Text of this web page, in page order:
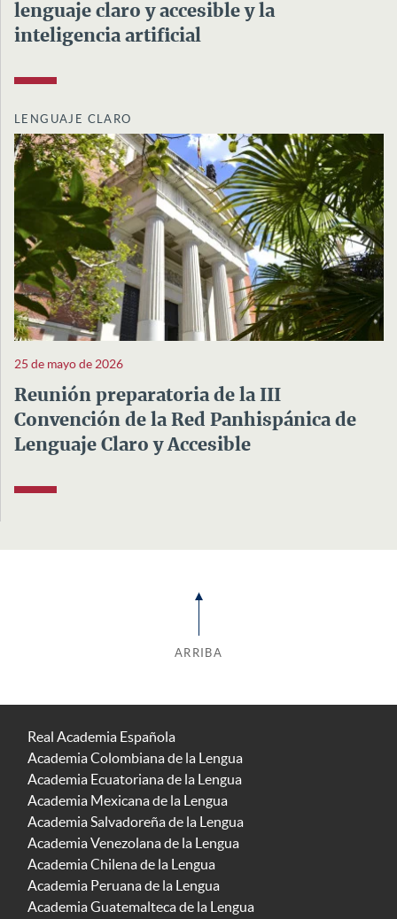
lenguaje claro y accesible y la
inteligencia artificial
LENGUAJE CLARO
25 de mayo de 2026
Reunión preparatoria de la III
Convención de la Red Panhispánica de
Lenguaje Claro y Accesible
ARRIBA
Real Academia Española
Academia Colombiana de la Lengua
Academia Ecuatoriana de la Lengua
Academia Mexicana de la Lengua
Academia Salvadoreña de la Lengua
Academia Venezolana de la Lengua
Academia Chilena de la Lengua
Academia Peruana de la Lengua
Academia Guatemalteca de la Lengua